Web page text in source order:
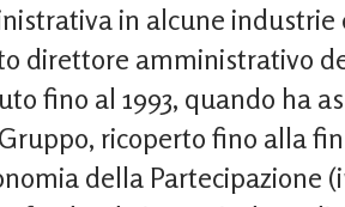
in alcune industrie
direttore amministrativo
fino al 1993, quando ha
ricoperto fino alla
della Partecipazione